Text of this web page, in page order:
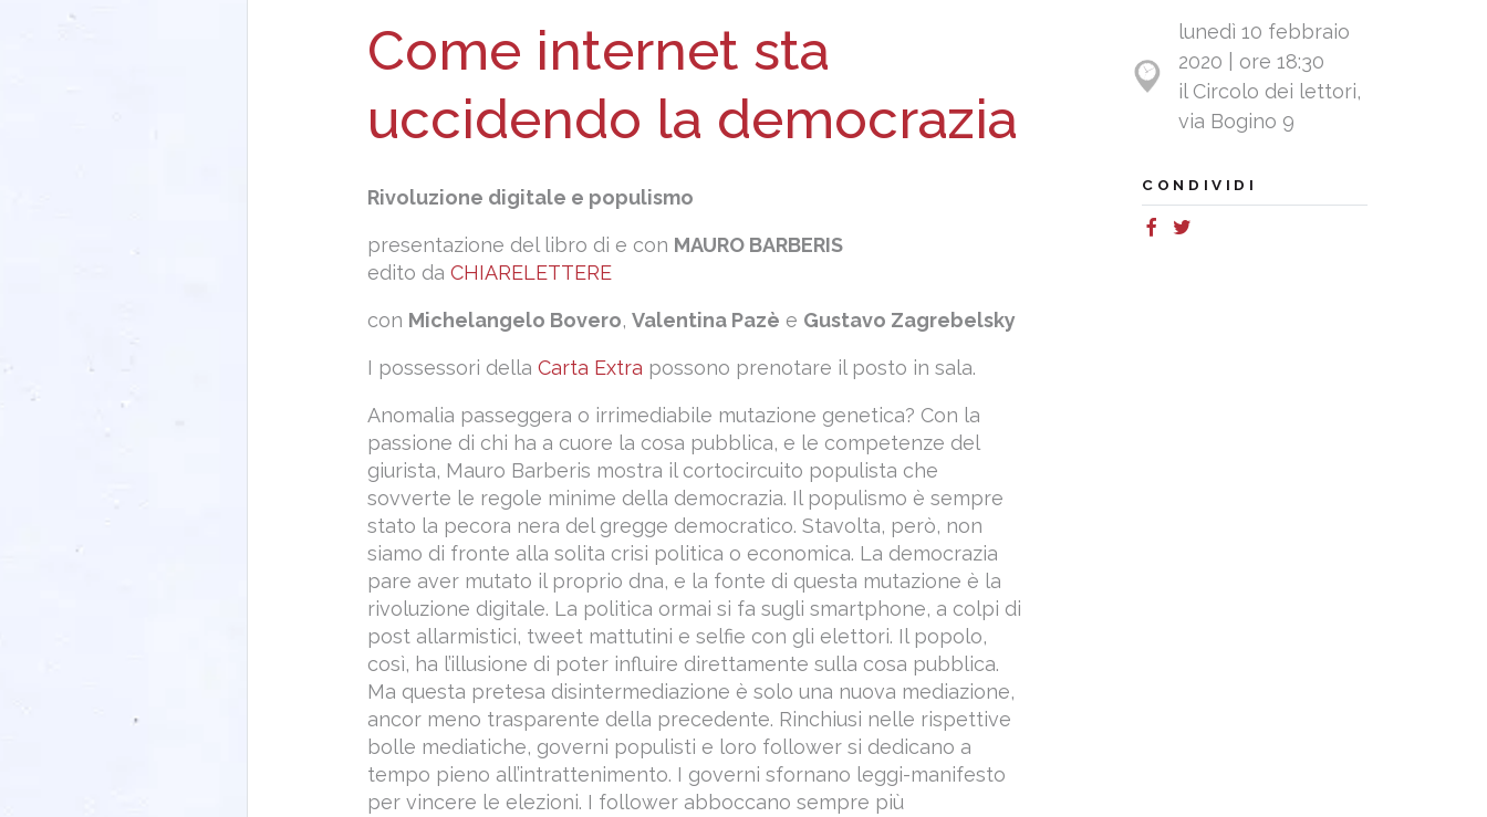
Come internet sta
uccidendo la democrazia
Rivoluzione digitale e populismo
presentazione del libro di e con MAURO BARBERIS
edito daCHIARELETTERE
con Michelangelo Bovero,Valentina Pazè e Gustavo Zagrebelsky
I possessori dellaCarta Extra possono prenotare il posto in sala.
Anomalia passeggera o irrimediabile mutazione genetica? Con la
passione di chi ha a cuore la cosa pubblica, e le competenze del
giurista, Mauro Barberis mostra il cortocircuito populista che
sovverte le regole minime della democrazia. Il populismo è sempre
stato la pecora nera del gregge democratico. Stavolta, però, non
siamo di fronte alla solita crisi politica o economica. La democrazia
pare aver mutato il proprio dna, e la fonte di questa mutazione è la
rivoluzione digitale. La politica ormai si fa sugli smartphone, a colpi di
post allarmistici, tweet mattutini e selfie con gli elettori. Il popolo,
così, ha l’illusione di poter influire direttamente sulla cosa pubblica.
Ma questa pretesa disintermediazione è solo una nuova mediazione,
ancor meno trasparente della precedente. Rinchiusi nelle rispettive
bolle mediatiche, governi populisti e loro follower si dedicano a
tempo pieno all’intrattenimento. I governi sfornano leggi-manifesto
per vincere le elezioni. I follower abboccano sempre più
lunedì 10 febbraio
2020 | ore 18:30
il Circolo dei lettori,
via Bogino 9
CONDIVIDI